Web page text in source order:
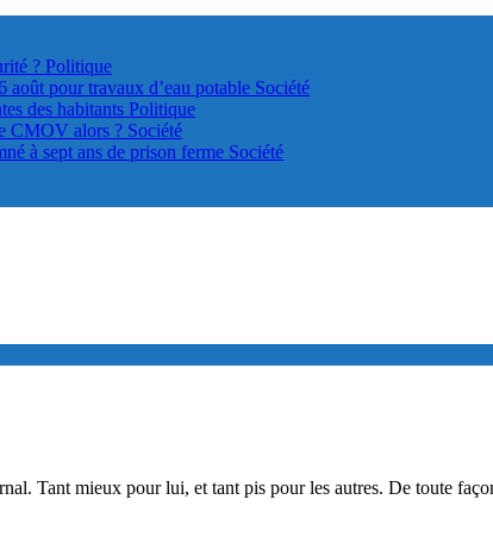
? Politique
pour travaux d’eau potable Société
des habitants Politique
CMOV alors ? Société
à sept ans de prison ferme Société
Tant mieux pour lui, et tant pis pour les autres. De toute